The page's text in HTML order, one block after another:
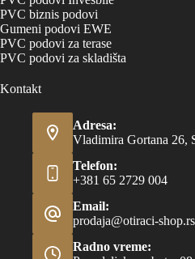
PVC biznis podovi
Gumeni podovi EWE
PVC podovi za terase
PVC podovi za skladišta
Kontakt
Adresa:
Vladimira Gortana 26,
Telefon:
+381 65 2729 004
Email:
prodaja@otiraci-shop.rs
Radno vreme: